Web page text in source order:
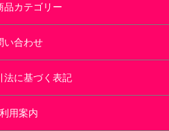
品カテゴリー
い合わせ
法に基づく表記
用案内